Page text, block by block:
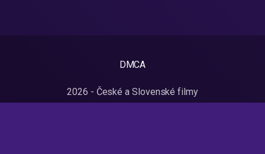
DMCA
2026 - České a Slovenské filmy